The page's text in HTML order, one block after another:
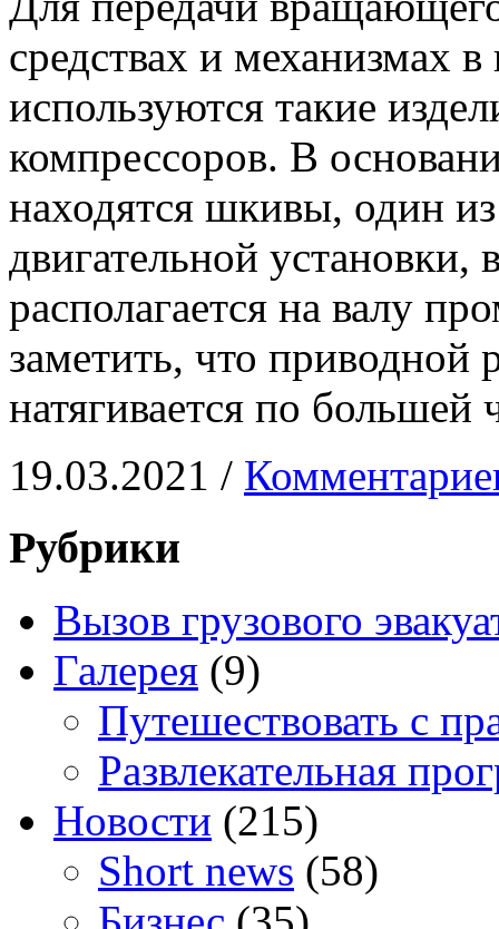
средствах и механизмах
используются такие
компрессоров. В
находятся шкивы, один
двигательной установки,
располагается на валу
заметить, что приводной
натягивается по
19.03.2021 /
Рубрики
Вызов грузового
Галерея (9)
Путешествовать с
Развлекательная
Новости (215)
Short news (58)